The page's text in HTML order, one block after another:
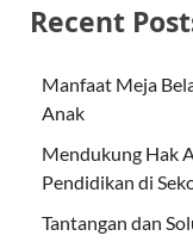
Recent
Manfaat Meja
Anak
Mendukung Hak
Pendidikan di
Tantangan dan